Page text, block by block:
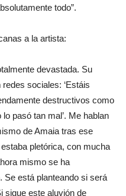
todo”.
a la artista:
devastada. Su
sociales: ‘Estáis
destructivos como
pasó tan mal’. Me hablan
de Amaia tras ese
pletórica, con mucha
mismo se ha
Se está planteando si será
sigue este aluvión de